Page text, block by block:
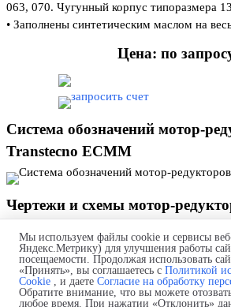
063, 070. Чугунный корпус типоразмера
• Заполнены синтетическим маслом на
Цена: по
Система обозначений мотор-
Transtecno ECMM
Чертежи и схемы мотор-
Дополнительные элементы
Transtecno ECMM
Мы используем файлы cookie и сервисы
Яндекс.Метрику) для улучшения работы
посещаемости. Продолжая использовать
«Принять», вы соглашаетесь с Политикой
Cookie , и даете Согласие на обработку
Обратите внимание, что вы можете
любое время. При нажатии «Отклонить»